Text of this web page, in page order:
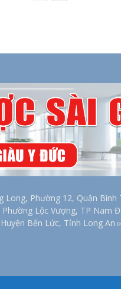
Long, Phường 12, Quận Bình
Lộc Vượng, TP Nam
Bến Lức, Tỉnh Long An